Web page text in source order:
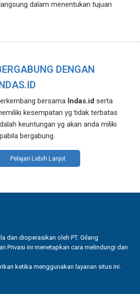
dalam menentukan tujuan
DENGAN
bersama Indas.id serta
kesempatan yg tidak terbatas
keuntungan yg akan anda miliki
bergabung.
Pelajari Lebih Lanjut
dan dioperasikan oleh PT. Gilang
Privasi ini menetapkan cara melindungi dan
ketika menggunakan layanan situs ini.